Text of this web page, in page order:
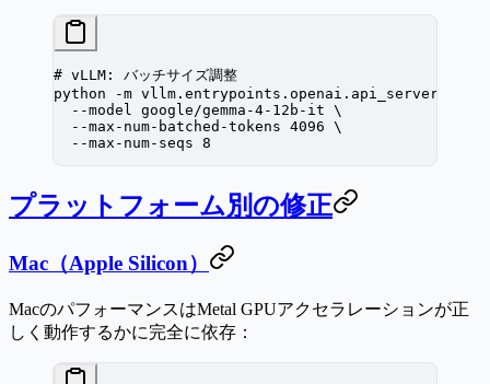
# vLLM: バッチサイズ調整
python -m vllm.entrypoints.openai.api_server
  --model
google/gemma-4-12b-it \
  --max-num-batched-tokens
4096 \
  --max-num-seqs
8
プラットフォーム別の修正
Mac（Apple Silicon）
MacのパフォーマンスはMetal GPUアクセラレーションが正
しく動作するかに完全に依存：